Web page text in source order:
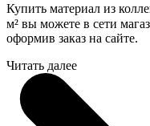
Купить материал из
м² вы можете в сети
оформив заказ на сайте.
Читать далее